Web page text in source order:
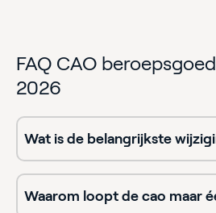
FAQ CAO
2026
Wat is de belangrijkste
Waarom loopt de cao maar